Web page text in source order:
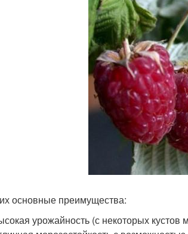
основные преимущества:
урожайность (с некоторых